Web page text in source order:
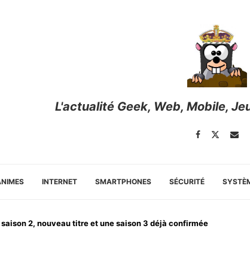
L'actualité Geek, Web, Mobile,
INTERNET SMARTPHONES SÉCURITÉ
2, nouveau titre et une saison 3 déjà confirmée